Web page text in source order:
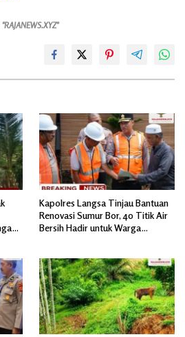
Kapolres Langsa Tinjau Bantuan
Renovasi Sumur Bor, 40 Titik Air
Bersih Hadir untuk Warga